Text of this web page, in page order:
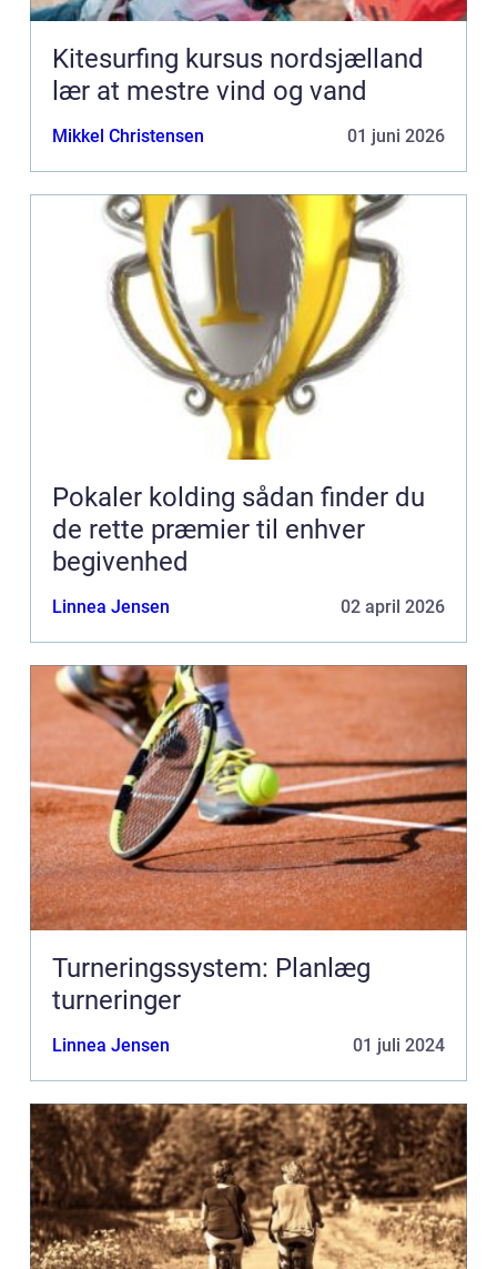
Kitesurfing kursus nordsjælland
lær at mestre vind og vand
Mikkel Christensen 01 juni 2026
Pokaler kolding sådan finder du
de rette præmier til enhver
begivenhed
Linnea Jensen 02 april 2026
Turneringssystem: Planlæg
turneringer
Linnea Jensen 01 juli 2024